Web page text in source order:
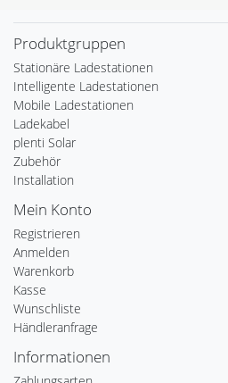
Produktgruppen
Stationäre Ladestationen
Intelligente Ladestationen
Mobile Ladestationen
Ladekabel
plenti Solar
Zubehör
Installation
Mein Konto
Registrieren
Anmelden
Warenkorb
Kasse
Wunschliste
Händleranfrage
Informationen